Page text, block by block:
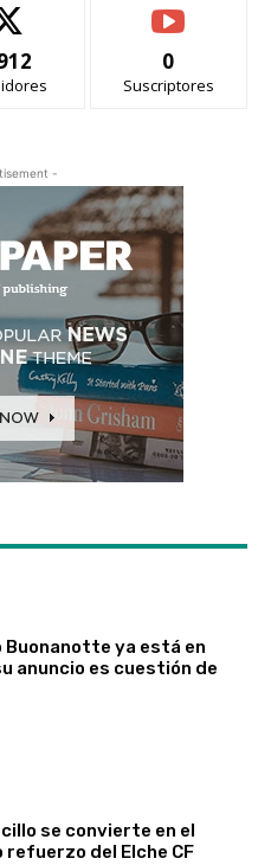
0
Suscriptores
-
Buonanotte ya está en
anuncio es cuestión de
se convierte en el
refuerzo del Elche CF